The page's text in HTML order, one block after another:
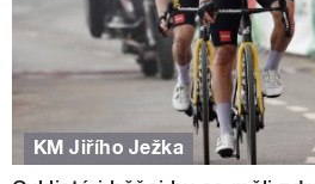
KM Jiřího Ježka